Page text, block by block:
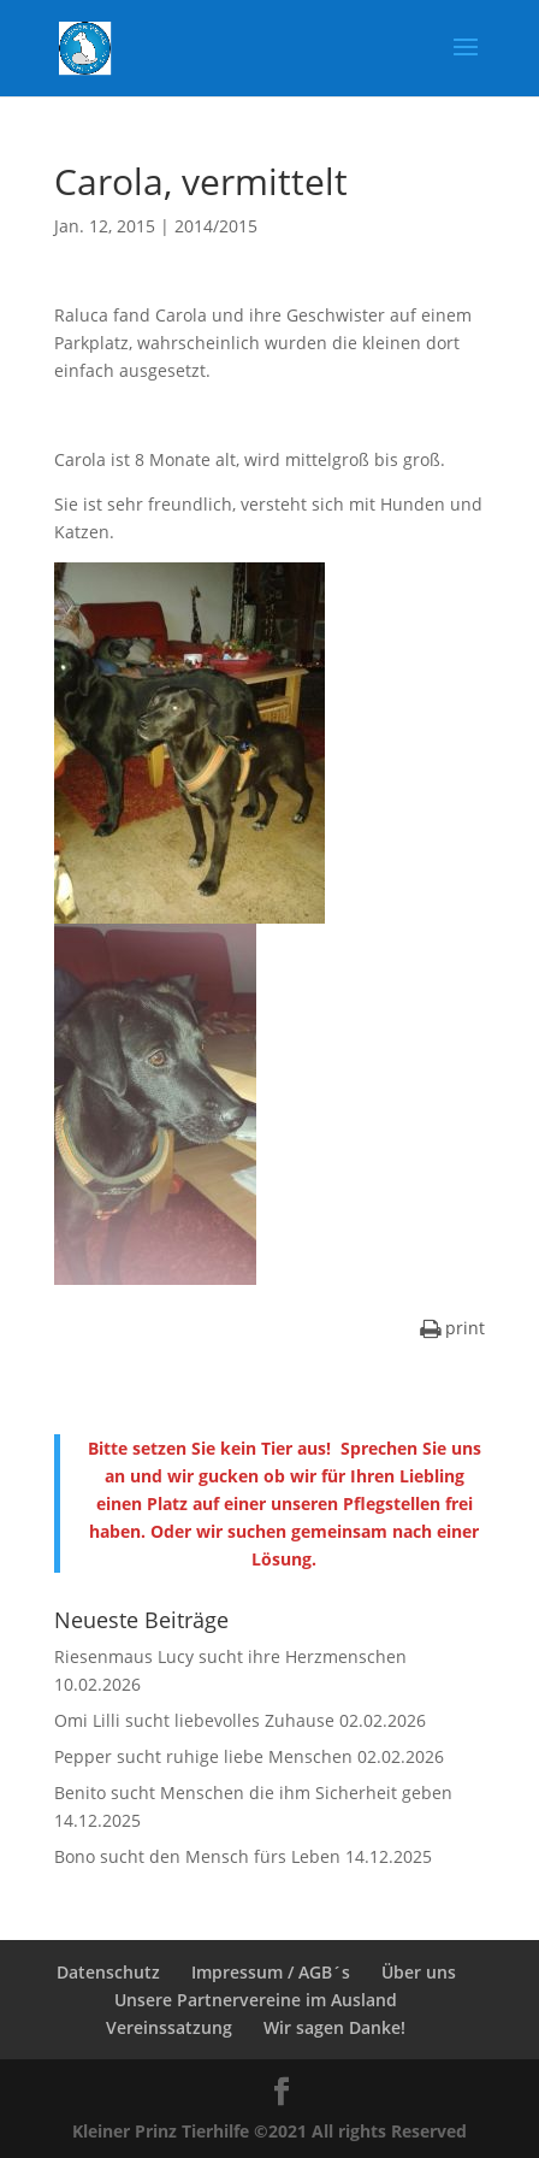
Carola, vermittelt
Jan. 12, 2015 | 2014/2015
Raluca fand Carola und ihre Geschwister auf einem
Parkplatz, wahrscheinlich wurden die kleinen dort
einfach ausgesetzt.
Carola ist 8 Monate alt, wird mittelgroß bis groß.
Sie ist sehr freundlich, versteht sich mit Hunden und
Katzen.
print
Bitte setzen Sie kein Tier aus! Sprechen Sie uns
an und wir gucken ob wir für Ihren Liebling
einen Platz auf einer unseren Pflegstellen frei
haben. Oder wir suchen gemeinsam nach einer
Lösung.
Neueste Beiträge
Riesenmaus Lucy sucht ihre Herzmenschen
10.02.2026
Omi Lilli sucht liebevolles Zuhause 02.02.2026
Pepper sucht ruhige liebe Menschen 02.02.2026
Benito sucht Menschen die ihm Sicherheit geben
14.12.2025
Bono sucht den Mensch fürs Leben 14.12.2025
Datenschutz Impressum / AGB´s
Über uns
Unsere Partnervereine im Ausland
Vereinssatzung
Wir sagen Danke!
Kleiner Prinz Tierhilfe ©2021 All rights Reserved